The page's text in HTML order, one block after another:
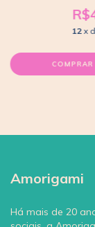
12 x
Amorigami
Há mais de 20